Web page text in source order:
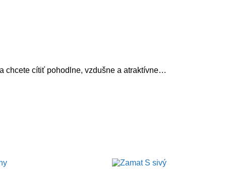
chcete cítiť pohodlne, vzdušne a atraktívne…